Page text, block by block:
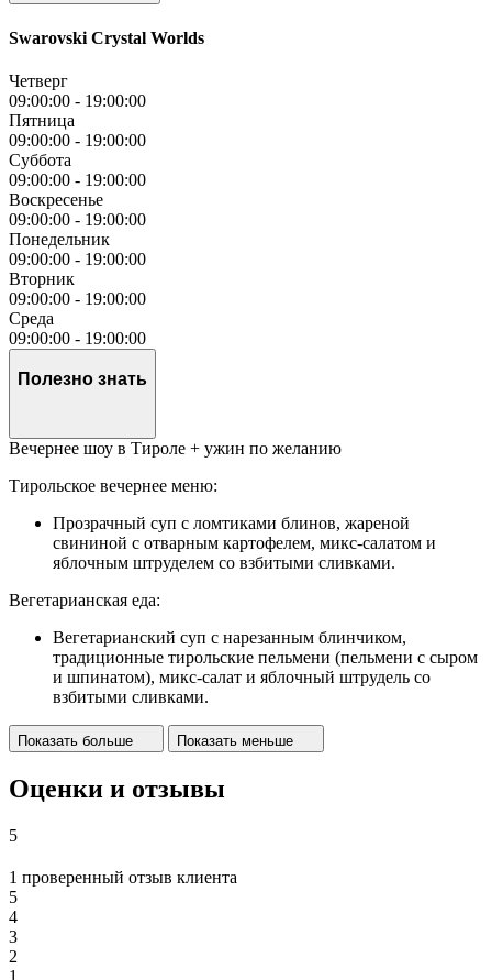
Swarovski Crystal Worlds
Четверг
09:00:00 - 19:00:00
Пятница
09:00:00 - 19:00:00
Суббота
09:00:00 - 19:00:00
Воскресенье
09:00:00 - 19:00:00
Понедельник
09:00:00 - 19:00:00
Вторник
09:00:00 - 19:00:00
Среда
09:00:00 - 19:00:00
Полезно знать
Вечернее шоу в Тироле + ужин по желанию
Тирольское вечернее меню:
Прозрачный суп с ломтиками блинов, жареной
свининой с отварным картофелем, микс-салатом и
яблочным штруделем со взбитыми сливками.
Вегетарианская еда:
Вегетарианский суп с нарезанным блинчиком,
традиционные тирольские пельмени (пельмени с сыром
и шпинатом), микс-салат и яблочный штрудель со
взбитыми сливками.
Показать больше Показать меньше
Оценки и отзывы
5
1 проверенный отзыв клиента
5
4
3
2
1